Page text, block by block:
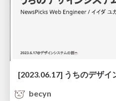
[2023.06.17] うちのデザイ
becyn